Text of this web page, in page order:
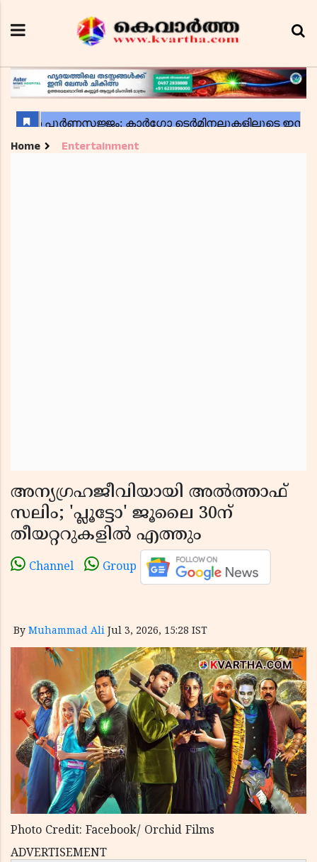
Home Entertainment
അന്യഗ്രഹജീവിയായി അൽത്താഫ്
സലിം; 'പ്ലൂട്ടോ' ജൂലൈ 30ന്
തീയറ്ററുകളിൽ എത്തും
Channel Group
By Muhammad Ali Jul 3, 2026, 15:28 IST
Photo Credit: Facebook/ Orchid Films
ADVERTISEMENT